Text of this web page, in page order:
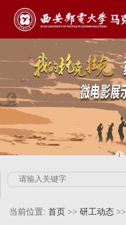
1
当前位置: 首页 >> 研工动态 >>